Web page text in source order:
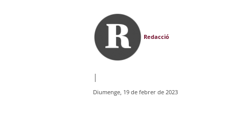
Redacció
|
Diumenge, 19 de febrer de 2023